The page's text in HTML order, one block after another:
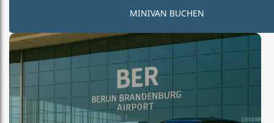
MINIVAN BUCHEN